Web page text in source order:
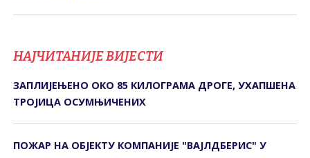
НАЈЧИТАНИЈЕ ВИЈЕСТИ
ЗАПЛИЈЕЊЕНО ОКО 85 КИЛОГРАМА ДРОГЕ, УХАПШЕНА
ТРОЈИЦА ОСУМЊИЧЕНИХ
ПОЖАР НА ОБЈЕКТУ КОМПАНИЈЕ "ВАЈЛДБЕРИС" У